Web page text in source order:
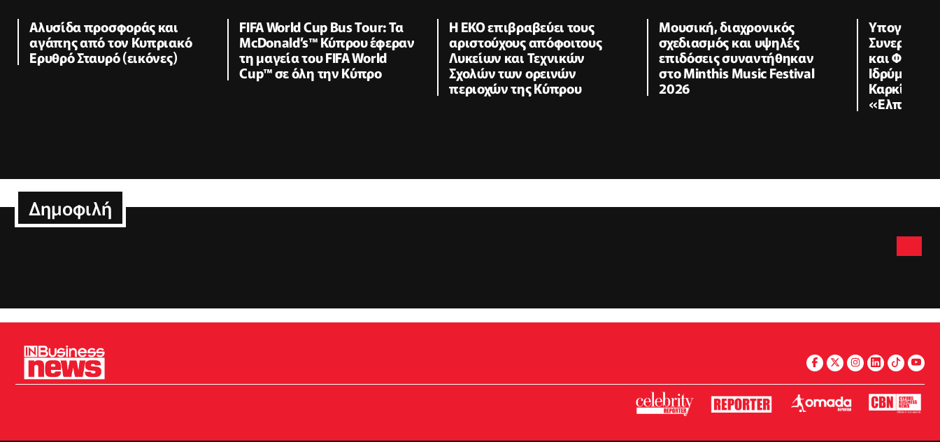
Αλυσίδα προσφοράς και
αγάπης από τον Κυπριακό
Ερυθρό Σταυρό (εικόνες)
FIFA World Cup Bus Tour: Τα
McDonald’s™ Κύπρου έφεραν
τη μαγεία του FIFA World
Cup™ σε όλη την Κύπρο
Η ΕΚΟ επιβραβεύει τους
αριστούχους απόφοιτους
Λυκείων και Τεχνικών
Σχολών των ορεινών
περιοχών της Κύπρου
Μουσική, διαχρονικός
σχεδιασμός και υψηλές
επιδόσεις συναντήθηκαν
στο Minthis Music Festival
2026
Υπογραφή
και
Ιδρύματος
Καρκίνο
«Ελπίδα»
Δημοφιλή